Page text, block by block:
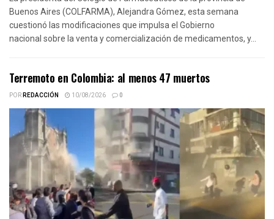
Buenos Aires (COLFARMA), Alejandra Gómez, esta semana
cuestionó las modificaciones que impulsa el Gobierno
nacional sobre la venta y comercialización de medicamentos, y...
Terremoto en Colombia: al menos 47 muertos
PORREDACCIÓN 10/08/2026 0